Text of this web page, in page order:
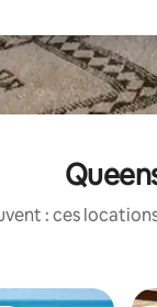
: ces